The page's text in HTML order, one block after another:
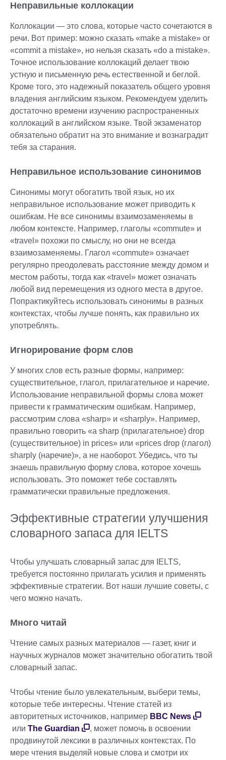
Неправильные коллокации
Коллокации — это слова, которые часто сочетаются в
речи. Вот пример: можно сказать «make a mistake» or
«commit a mistake», но нельзя сказать «do a mistake».
Точное использование коллокаций делает твою
устную и письменную речь естественной и беглой.
Кроме того, это надежный показатель общего уровня
владения английским языком. Рекомендуем уделить
достаточно времени изучению распространенных
коллокаций в английском языке. Твой экзаменатор
обязательно обратит на это внимание и вознаградит
тебя за старания.
Неправильное использование синонимов
Синонимы могут обогатить твой язык, но их
неправильное использование может приводить к
ошибкам. Не все синонимы взаимозаменяемы в
любом контексте. Например, глаголы «commute» и
«travel» похожи по смыслу, но они не всегда
взаимозаменяемы. Глагол «commute» означает
регулярно преодолевать расстояние между домом и
местом работы, тогда как «travel» может означать
любой вид перемещения из одного места в другое.
Попрактикуйтесь использовать синонимы в разных
контекстах, чтобы лучше понять, как правильно их
употреблять.
Игнорирование форм слов
У многих слов есть разные формы, например:
существительное, глагол, прилагательное и наречие.
Использование неправильной формы слова может
привести к грамматическим ошибкам. Например,
рассмотрим слова «sharp» и «sharply». Например,
правильно говорить «a sharp (прилагательное) drop
(существительное) in prices» или «prices drop (глагол)
sharply (наречие)», а не наоборот. Убедись, что ты
знаешь правильную форму слова, которое хочешь
использовать. Это поможет тебе составлять
грамматически правильные предложения.
Эффективные стратегии улучшения
словарного запаса для IELTS
Чтобы улучшать словарный запас для IELTS,
требуется постоянно прилагать усилия и применять
эффективные стратегии. Вот наши лучшие советы, с
чего можно начать.
Много читай
Чтение самых разных материалов — газет, книг и
научных журналов может значительно обогатить твой
словарный запас.
Чтобы чтение было увлекательным, выбери темы,
которые тебе интересны. Чтение статей из
авторитетных источников, например BBC News
или The Guardian
, может помочь в освоении
продвинутой лексики в различных контекстах. По
мере чтения выделяй новые слова и смотри их